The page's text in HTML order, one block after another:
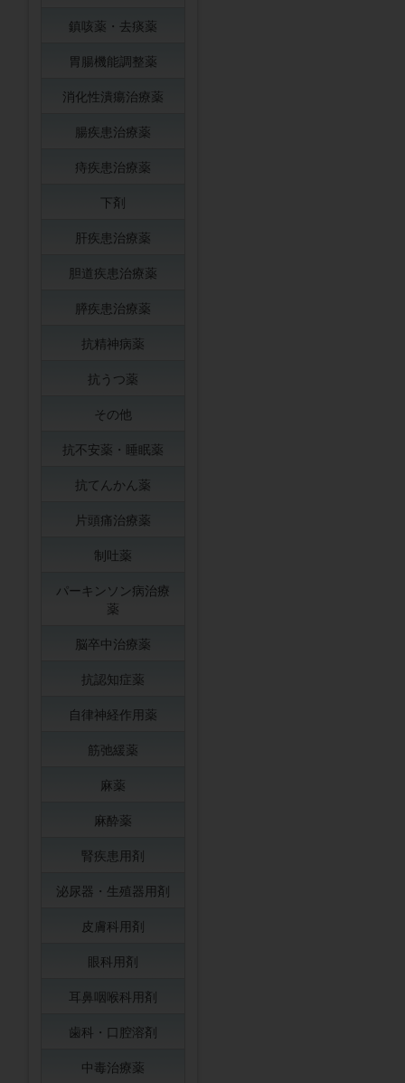
鎮咳薬・去痰薬
胃腸機能調整薬
消化性潰瘍治療薬
腸疾患治療薬
痔疾患治療薬
下剤
肝疾患治療薬
胆道疾患治療薬
膵疾患治療薬
抗精神病薬
抗うつ薬
その他
抗不安薬・睡眠薬
抗てんかん薬
片頭痛治療薬
制吐薬
パーキンソン病治療
薬
脳卒中治療薬
抗認知症薬
自律神経作用薬
筋弛緩薬
麻薬
麻酔薬
腎疾患用剤
泌尿器・生殖器用剤
皮膚科用剤
眼科用剤
耳鼻咽喉科用剤
歯科・口腔溶剤
中毒治療薬